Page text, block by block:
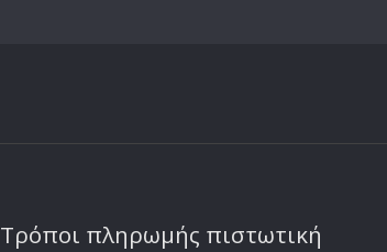
Τρόποι πληρωμής πιστωτική